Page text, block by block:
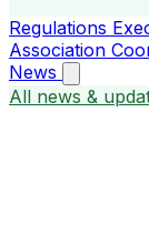
Regulations
Association
News
All news &